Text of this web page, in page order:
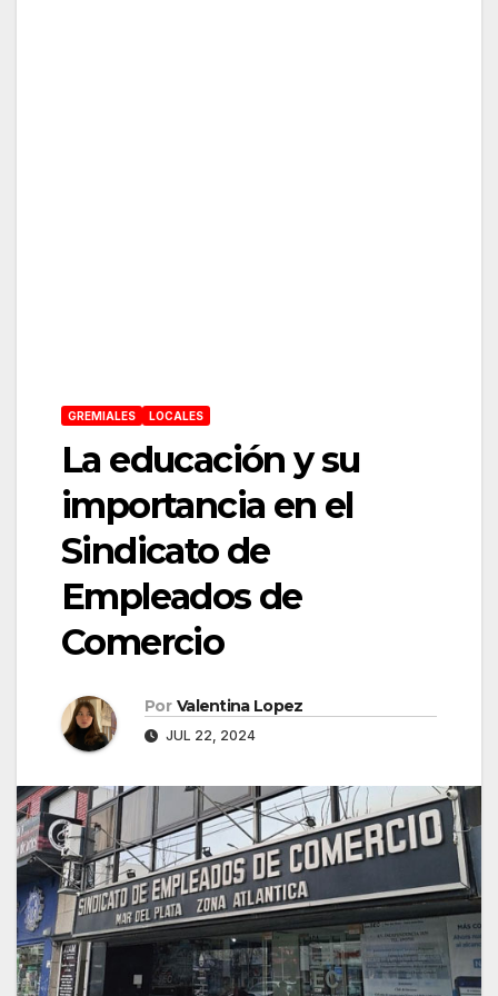
GREMIALES LOCALES
La educación y su
importancia en el
Sindicato de
Empleados de
Comercio
Por Valentina Lopez
JUL 22, 2024